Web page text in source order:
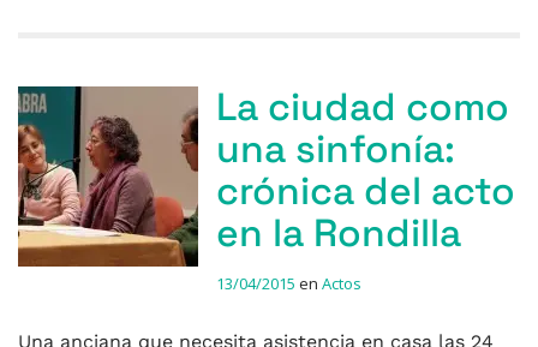
La ciudad como
una sinfonía:
crónica del acto
en la Rondilla
13/04/2015 en Actos
Una anciana que necesita asistencia en casa las 24